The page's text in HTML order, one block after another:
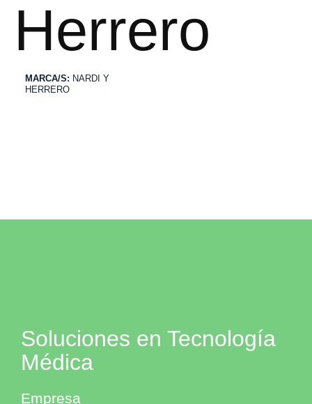
Herrero
MARCA/S: NARDI Y
HERRERO
Soluciones en Tecnología
Médica
Empresa